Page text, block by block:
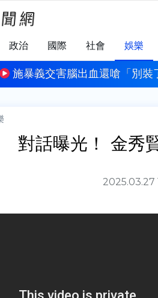
政治 國際 社會 娛樂
舉
施暴義交害腦出血還嗆「別
對話曝光！ 金秀
2025.03.27